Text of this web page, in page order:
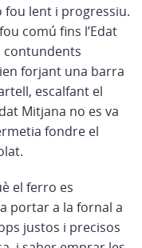
lent i progressiu.
comú fins l’Edat
contundents
forjant una barra
escalfant el
Mitjana no es va
fondre el
el ferro es
portar a la fornal a
justos i precisos